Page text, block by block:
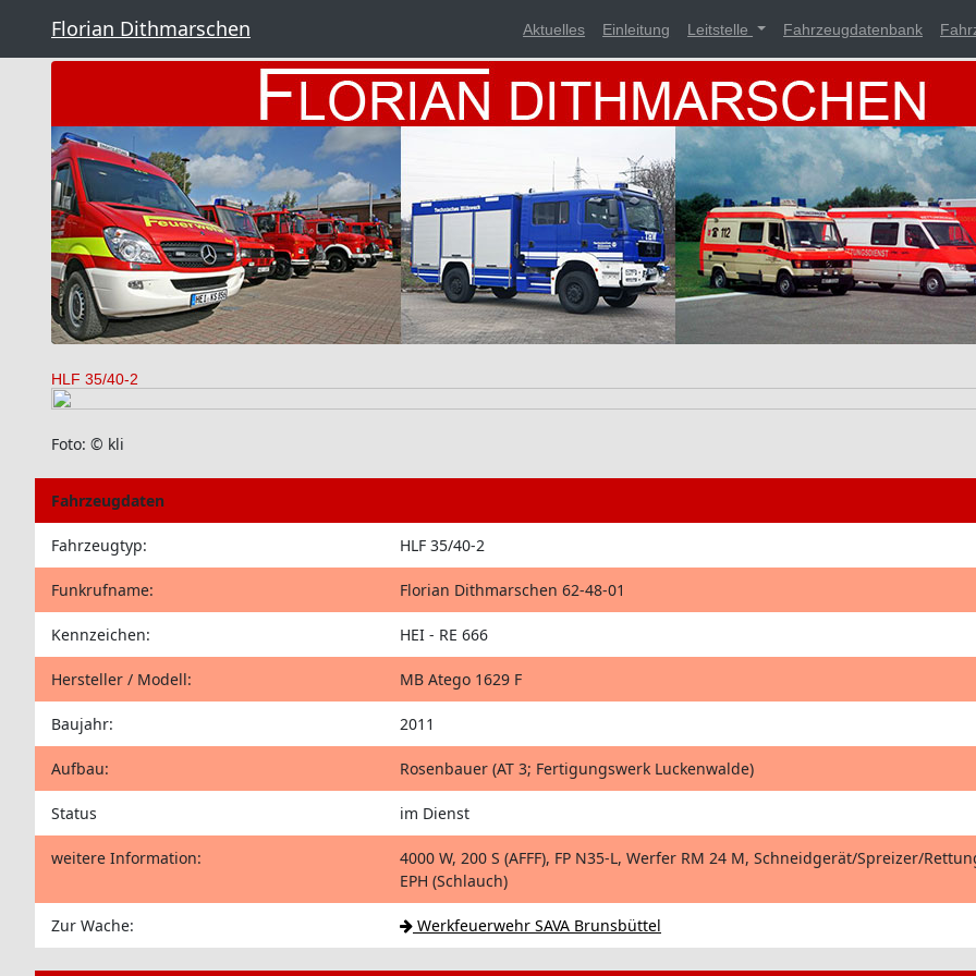
Florian Dithmarschen Aktuelles Einleitung Leitstelle Fahrzeugdatenbank
HLF 35/40-2
Foto: © kli
Fahrzeugdaten
Fahrzeugtyp: HLF 35/40-2
Funkrufname: Florian Dithmarschen 62-48-01
Kennzeichen: HEI - RE 666
Hersteller / Modell: MB Atego 1629 F
Baujahr: 2011
Aufbau: Rosenbauer (AT 3; Fertigungswerk Luckenwalde)
Status im Dienst
weitere Information:
4000 W, 200 S (AFFF), FP N35-L, Werfer RM 24 M, Schneidgerät/Spreizer/
EPH (Schlauch)
Zur Wache: Werkfeuerwehr SAVA Brunsbüttel